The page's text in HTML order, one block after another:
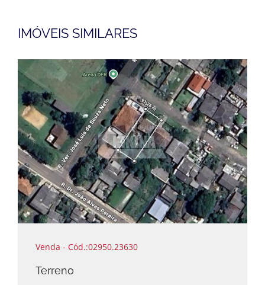
IMÓVEIS SIMILARES
Venda - Cód.:02950.23630
Terreno